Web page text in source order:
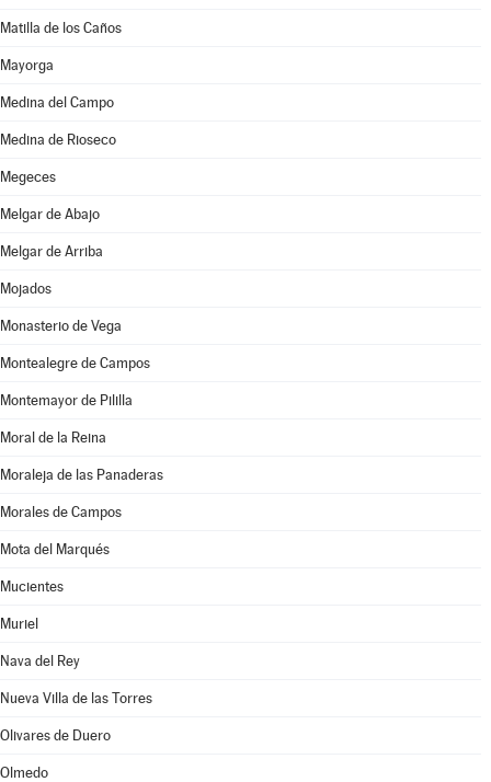
Matilla de los Caños
Mayorga
Medina del Campo
Medina de Rioseco
Megeces
Melgar de Abajo
Melgar de Arriba
Mojados
Monasterio de Vega
Montealegre de Campos
Montemayor de Pililla
Moral de la Reina
Moraleja de las Panaderas
Morales de Campos
Mota del Marqués
Mucientes
Muriel
Nava del Rey
Nueva Villa de las Torres
Olivares de Duero
Olmedo